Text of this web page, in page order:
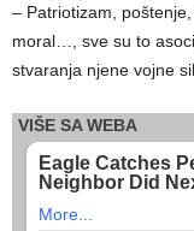
– Patriotizam,
moral…, sve su to
stvaranja njene vojne